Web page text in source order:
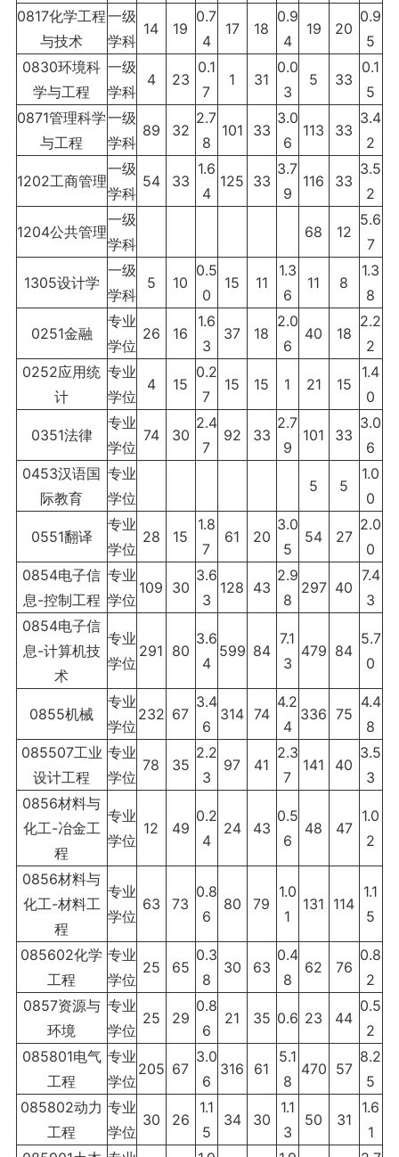
0817化学工程
与技术
一级
学科
14 19
0.7
4
17 18
0.9
4
19 20
0.9
5
0830环境科
学与工程
一级
学科
4 23
0.1
7
1 31
0.0
3
5 33
0.1
5
0871管理科学
与工程
一级
学科
89 32
2.7
8
101 33
3.0
6
113 33
3.4
2
1202工商管理
一级
学科
54 33
1.6
4
125 33
3.7
9
116 33
3.5
2
1204公共管理
一级
学科
68 12
5.6
7
1305设计学
一级
学科
5 10
0.5
0
15 11
1.3
6
11 8
1.3
8
0251金融
专业
学位
26 16
1.6
3
37 18
2.0
6
40 18
2.2
2
0252应用统
计
专业
学位
4 15
0.2
7
15 15 1 21 15
1.4
0
0351法律
专业
学位
74 30
2.4
7
92 33
2.7
9
101 33
3.0
6
0453汉语国
际教育
专业
学位
5 5
1.0
0
0551翻译
专业
学位
28 15
1.8
7
61 20
3.0
5
54 27
2.0
0
0854电子信
息-控制工程
专业
学位
109 30
3.6
3
128 43
2.9
8
297 40
7.4
3
0854电子信
息-计算机技
术
专业
学位
291 80
3.6
4
599 84
7.1
3
479 84
5.7
0
0855机械
专业
学位
232 67
3.4
6
314 74
4.2
4
336 75
4.4
8
085507工业
设计工程
专业
学位
78 35
2.2
3
97 41
2.3
7
141 40
3.5
3
0856材料与
化工-冶金工
程
专业
学位
12 49
0.2
4
24 43
0.5
6
48 47
1.0
2
0856材料与
化工-材料工
程
专业
学位
63 73
0.8
6
80 79
1.0
1
131 114
1.1
5
085602化学
工程
专业
学位
25 65
0.3
8
30 63
0.4
8
62 76
0.8
2
0857资源与
环境
专业
学位
25 29
0.8
6
21 35 0.6 23 44
0.5
2
085801电气
工程
专业
学位
205 67
3.0
6
316 61
5.1
8
470 57
8.2
5
085802动力
工程
专业
学位
30 26
1.1
5
34 30
1.1
3
50 31
1.6
1